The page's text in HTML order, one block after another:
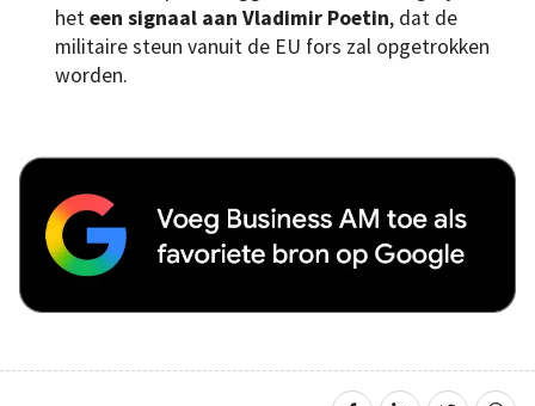
heteen signaal aan Vladimir Poetin, dat de
militaire steun vanuit de EU fors zal opgetrokken
worden.